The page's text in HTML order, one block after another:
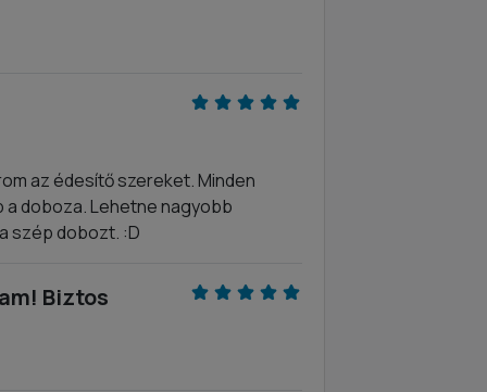
az édesítő szereket. Minden
a doboza. Lehetne nagyobb
szép dobozt. :D
Biztos